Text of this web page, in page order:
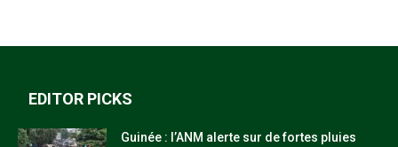
EDITOR PICKS
Guinée : l’ANM alerte sur de fortes pluies